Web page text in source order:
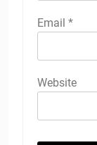
Email *
Website